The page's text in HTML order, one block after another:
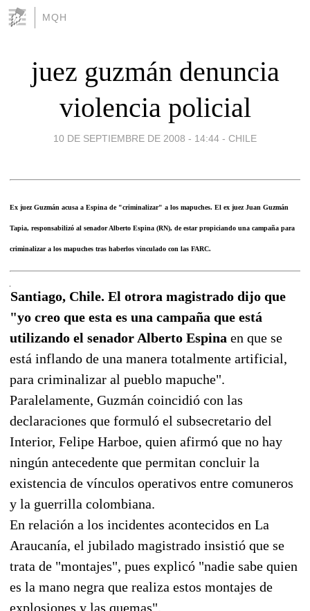
MQH
juez guzmán denuncia
violencia policial
10 DE SEPTIEMBRE DE 2008 - 14:44 - CHILE
Ex juez Guzmán acusa a Espina de "criminalizar" a los mapuches. El ex juez Juan Guzmán
Tapia, responsabilizó al senador Alberto Espina (RN), de estar propiciando una campaña para
criminalizar a los mapuches tras haberlos vinculado con las FARC.
Santiago, Chile. El otrora magistrado dijo que
"yo creo que esta es una campaña que está
utilizando el senador Alberto Espina en que se
está inflando de una manera totalmente artificial,
para criminalizar al pueblo mapuche".
Paralelamente, Guzmán coincidió con las
declaraciones que formuló el subsecretario del
Interior, Felipe Harboe, quien afirmó que no hay
ningún antecedente que permitan concluir la
existencia de vínculos operativos entre comuneros
y la guerrilla colombiana.
En relación a los incidentes acontecidos en La
Araucanía, el jubilado magistrado insistió que se
trata de "montajes", pues explicó "nadie sabe quien
es la mano negra que realiza estos montajes de
explosiones y las quemas".